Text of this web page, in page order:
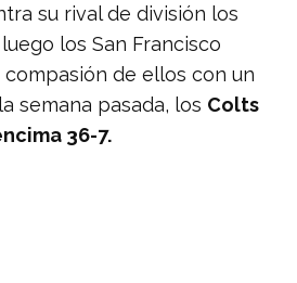
su rival de división los
los San Francisco
de ellos con un
semana pasada, los Colts
36-7.